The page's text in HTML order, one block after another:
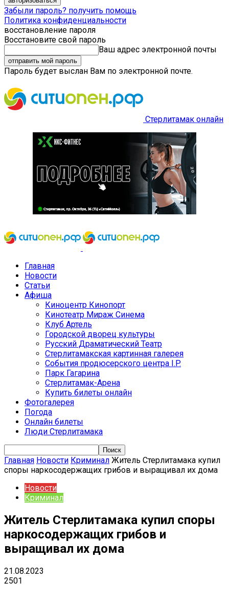
Забыли пароль? получить помощь
Политика конфиденциальности
восстановление пароля
Восстановите свой пароль
Ваш адрес электронной почты
Пароль будет выслан Вам по электронной почте.
Стерлитамак онлайн
Главная
Новости
Статьи
Афиша
Киноцентр Кинопорт
Кинотеатр Мираж Синема
Клуб Артель
Городской дворец культуры
Русский Драматический Театр
Стерлитамакская картинная галерея
События продюсерского центра I.P.
Парк Гагарина
Стерлитамак-Арена
Купить билеты онлайн
Фотогалерея
Погода
Онлайн билеты
Люди Стерлитамака
Главная Новости Криминал Житель Стерлитамака купил
споры наркосодержащих грибов и выращивал их дома
Новости
Криминал
Житель Стерлитамака купил споры
наркосодержащих грибов и
выращивал их дома
21.08.2023
2501